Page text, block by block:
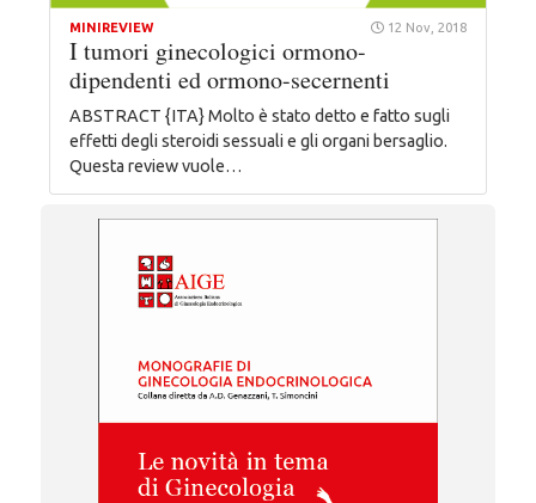
MINIREVIEW 12 Nov, 2018
I tumori ginecologici ormono-
dipendenti ed ormono-secernenti
ABSTRACT {ITA} Molto è stato detto e fatto sugli
effetti degli steroidi sessuali e gli organi bersaglio.
Questa review vuole…